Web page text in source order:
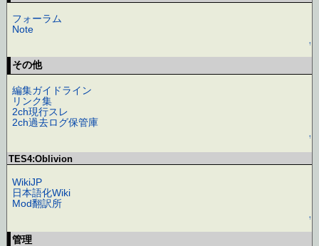
フォーラム
Note
↑
その他
編集ガイドライン
リンク集
2ch現行スレ
2ch過去ログ保管庫
↑
TES4:Oblivion
WikiJP
日本語化Wiki
Mod翻訳所
↑
管理